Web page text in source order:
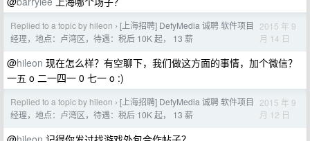
Replied to a topic by hileon › [上海招聘] DefyMedia 诚聘 软件项目
经理，地点：卢湾区，待遇：税后 10K 起， 13 薪
2015 年 9
月 14 日
@hileon 现在怎么样？有空聊下，我们做这方面的事情，加个微信？
一五 o 二一四一 0 七一 o :)
Replied to a topic by hileon › [上海招聘] DefyMedia 诚聘 软件项目
经理，地点：卢湾区，待遇：税后 10K 起， 13 薪
2015 年 9
月 12 日